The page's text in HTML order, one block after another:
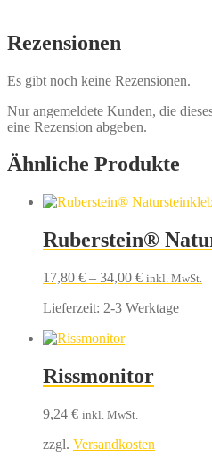
Rezensionen
Es gibt noch keine Rezensionen.
Nur angemeldete Kunden, die
eine Rezension abgeben.
Ähnliche Produkte
Ruberstein®
17,80 € – 34,00 € inkl. MwSt.
Lieferzeit: 2-3 Werktage
Rissmonitor
9,24 € inkl. MwSt.
zzgl. Versandkosten